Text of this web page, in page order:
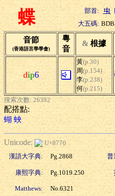
蝶 部首:
大五碼:
音節
(香港語言學學會)
粵
音
& 根據
dip6
黃(p.30)
周(p.154)
李(p.238)
何(p.215)
搜索次數: 26392
配搭點:
蝴 蛺
Unicode:
U+8776
漢語大字典:
Pg.2868 普
康熙字典: Pg.1019.250
Matthews: No.6321